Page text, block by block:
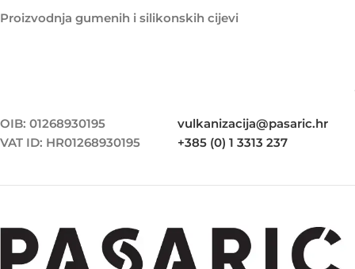
Proizvodnja gumenih i silikonskih cijevi
OIB: 01268930195
VAT ID: HR01268930195
vulkanizacija@pasaric.hr
+385 (0) 1 3313 237